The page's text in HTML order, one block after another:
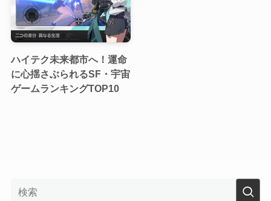
ハイテク未来都市へ！運命
に心揺さぶられるSF・宇宙
ゲームランキングTOP10